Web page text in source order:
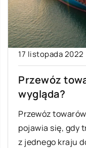
17 listopada 2022
Przewóz
wygląda?
Przewóz
pojawia się, gdy
z jednego kraju